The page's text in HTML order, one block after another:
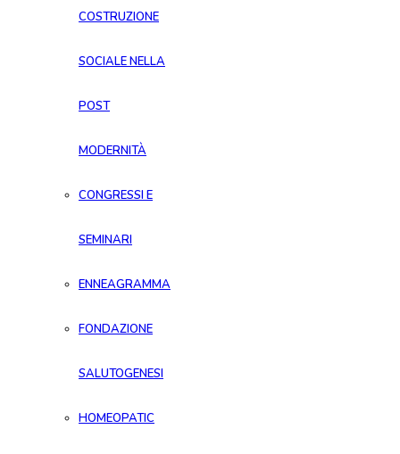
COSTRUZIONE
SOCIALE NELLA
POST
MODERNITÀ
CONGRESSI E
SEMINARI
ENNEAGRAMMA
FONDAZIONE
SALUTOGENESI
HOMEOPATIC